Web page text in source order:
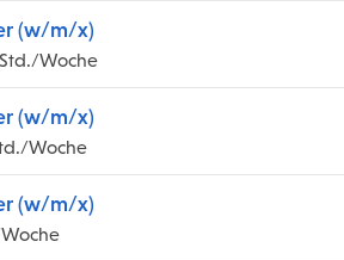
(w/m/x)
Woche
(w/m/x)
Woche
(w/m/x)